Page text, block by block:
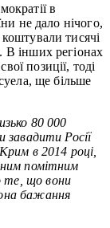
в
не дало нічого,
тисячі
В інших регіонах
позиції, тоді
ще більше
80 000
завадити Росії
в 2014 році,
помітним
те, що вони
бажання